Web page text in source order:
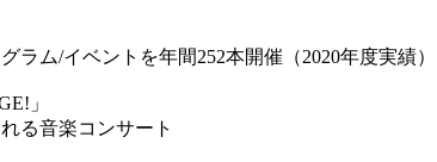
ラム/イベントを年間252本開催（2020年度実績）
」
る音楽コンサート